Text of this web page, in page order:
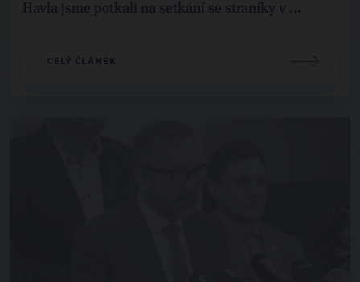
Havla jsme potkali na setkání se straníky v ...
CELÝ ČLÁNEK